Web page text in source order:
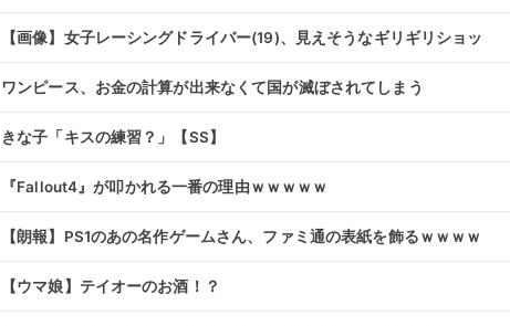
行されて尿検査されました。もちろん陰性」
【画像】女子レーシングドライバー(19)、見えそうなギリギリショッ
トを撮ってしまうｗ
ワンピース、お金の計算が出来なくて国が滅ぼされてしまう
きな子「キスの練習？」【SS】
『Fallout4』が叩かれる一番の理由ｗｗｗｗｗ
【朗報】PS1のあの名作ゲームさん、ファミ通の表紙を飾るｗｗｗｗ
ｗｗｗｗｗｗ
【ウマ娘】テイオーのお酒！？